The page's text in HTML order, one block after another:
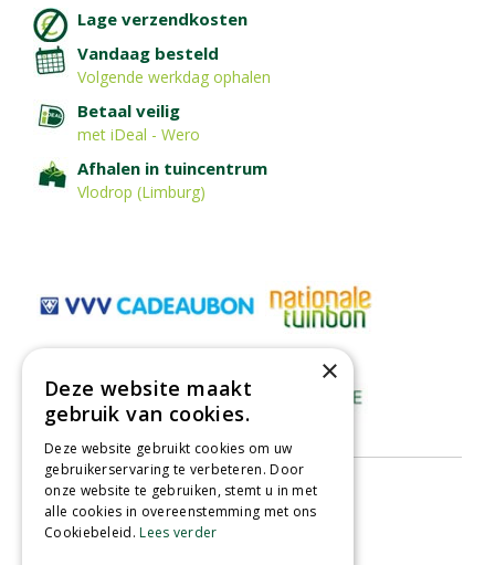
Lage verzendkosten
Vandaag besteld
Volgende werkdag ophalen
Betaal veilig
met iDeal - Wero
Afhalen in tuincentrum
Vlodrop (Limburg)
×
Deze website maakt
gebruik van cookies.
Deze website gebruikt cookies om uw
gebruikerservaring te verbeteren. Door
onze website te gebruiken, stemt u in met
alle cookies in overeenstemming met ons
Cookiebeleid.Lees verder